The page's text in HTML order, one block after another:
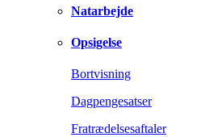
Natarbejde
Opsigelse
Bortvisning
Dagpengesatser
Fratrædelsesaftaler